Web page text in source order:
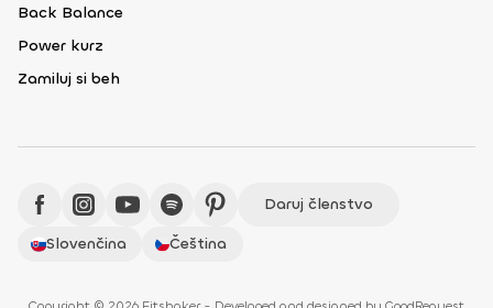
Back Balance
Power kurz
Zamiluj si beh
Daruj členstvo
Slovenčina
Čeština